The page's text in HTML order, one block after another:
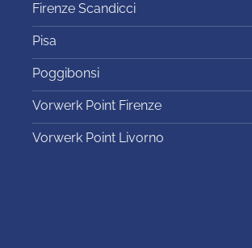
Firenze Scandicci
Pisa
Poggibonsi
Vorwerk Point Firenze
Vorwerk Point Livorno